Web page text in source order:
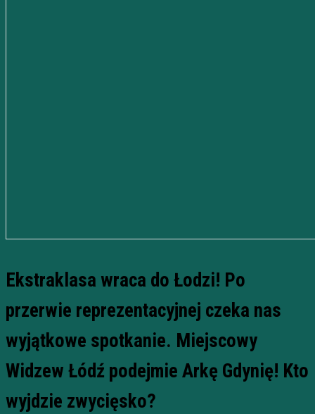
Ekstraklasa wraca do Łodzi! Po
przerwie reprezentacyjnej czeka nas
wyjątkowe spotkanie. Miejscowy
Widzew Łódź podejmie Arkę Gdynię! Kto
wyjdzie zwycięsko?